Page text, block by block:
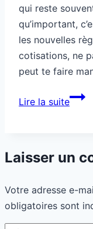
qui reste
qu’important,
les nouvelles
cotisations, ne
peut te faire
Lire la suite
de
Laisser un
Votre adresse e-
obligatoires sont